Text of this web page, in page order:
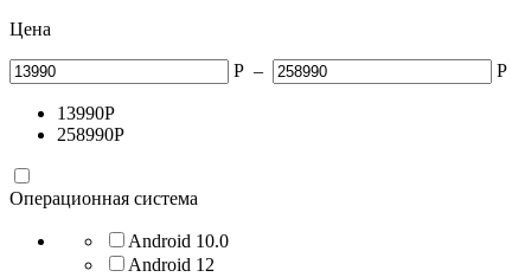
Цена
Р – Р
13990Р
258990Р
Операционная система
Android 10.0
Android 12